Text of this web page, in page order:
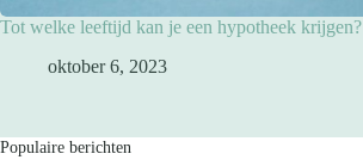
Tot welke leeftijd kan je een hypotheek krijgen?
oktober 6, 2023
Populaire berichten